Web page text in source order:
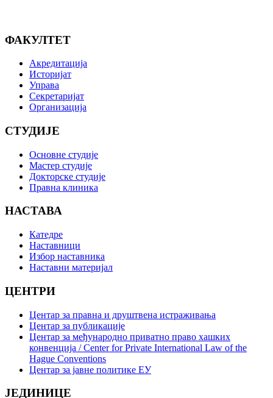
ФАКУЛТЕТ
Акредитација
Историјат
Управа
Секретаријат
Организација
СТУДИЈЕ
Основне студије
Мастер студије
Докторске студије
Правна клиника
НАСТАВА
Катедре
Наставници
Избор наставника
Наставни материјал
ЦЕНТРИ
Центар за правна и друштвена истраживања
Центар за публикације
Центар за међународно приватно право хашких
конвенција / Center for Private International Law of the
Hague Conventions
Центар за јавне политике ЕУ
ЈЕДИНИЦЕ